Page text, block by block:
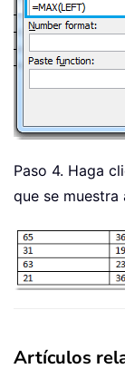
Paso 4. Haga
que se muestra
Artículos